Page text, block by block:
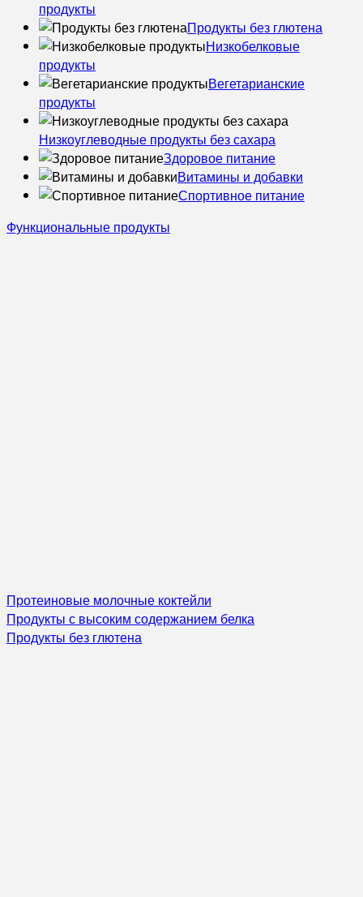
продукты
Продукты без глютена
Низкобелковые
продукты
Вегетарианские
продукты
Низкоуглеводные продукты без сахара
Здоровое питание
Витамины и добавки
Спортивное питание
Функциональные продукты
Протеиновые молочные коктейли
Продукты с высоким содержанием белка
Продукты без глютена